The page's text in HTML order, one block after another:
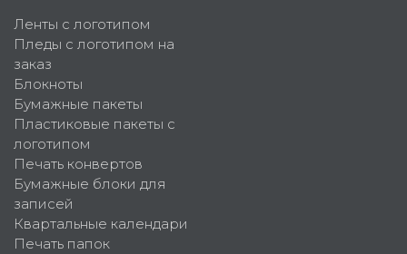
Ленты с логотипом
Пледы с логотипом на
заказ
Блокноты
Бумажные пакеты
Пластиковые пакеты с
логотипом
Печать конвертов
Бумажные блоки для
записей
Квартальные календари
Печать папок